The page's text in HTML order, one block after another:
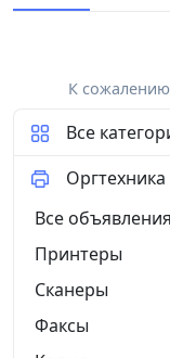
К
Все
Все
Принтеры
Сканеры
Факсы